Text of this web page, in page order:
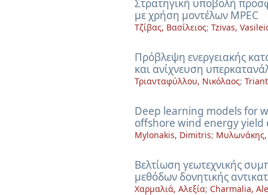
Στρατηγική υποβολή
με χρήση μοντέλων MPEC
Τζίβας, Βασίλειος; Tzivas,
Πρόβλεψη ενεργειακής
και ανίχνευση
Τριανταφύλλου, Νικόλαος;
Deep learning models for
offshore wind energy yield
Mylonakis, Dimitris; Μυλωνάκης,
Βελτίωση γεωτεχνικής
μεθόδων δονητικής
Χαρμαλιά, Αλεξία; Charmalia,